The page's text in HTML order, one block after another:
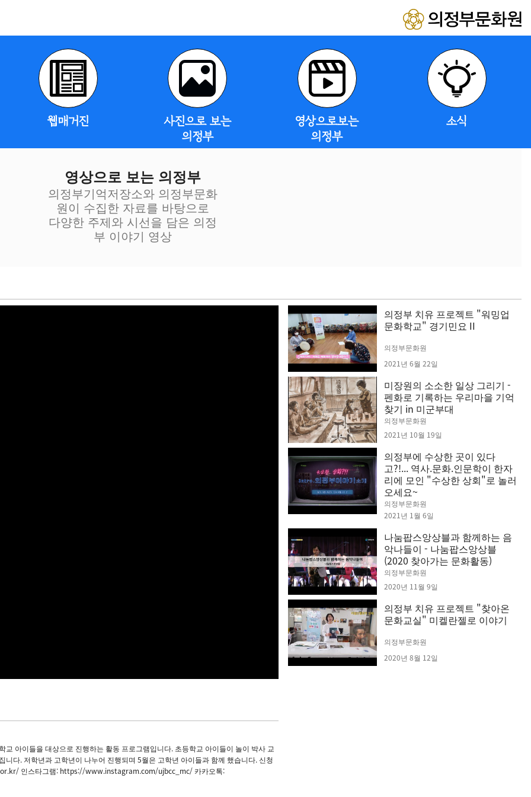
웹매거진
사진으로 보는
의정부
영상으로보는
의정부
소식
영상으로 보는 의정부
의정부기억저장소와 의정부문화
원이 수집한 자료를 바탕으로
다양한 주제와 시선을 담은 의정
부 이야기 영상
아이들을 대상으로 진행하는 활동 프로그램입니다. 초등학교 아이들이 놀이 박사 교
다. 저학년과 고학년이 나누어 진행되며 5월은 고학년 아이들과 함께 했습니다. 신청
인스타그램: https://www.instagram.com/ujbcc_mc/ 카카오톡:
의정부 치유 프로젝트 "워밍업
문화학교" 경기민요 II
의정부문화원
2021년 6월 22일
미장원의 소소한 일상 그리기 -
펜화로 기록하는 우리마을 기억
찾기 in 미군부대
의정부문화원
2021년 10월 19일
의정부에 수상한 곳이 있다
고?!... 역사.문화.인문학이 한자
리에 모인 "수상한 상회"로 놀러
오세요~
의정부문화원
2021년 1월 6일
나눔팝스앙상블과 함께하는 음
악나들이 - 나눔팝스앙상블
(2020 찾아가는 문화활동)
의정부문화원
2020년 11월 9일
의정부 치유 프로젝트 "찾아온
문화교실" 미켈란젤로 이야기
의정부문화원
2020년 8월 12일